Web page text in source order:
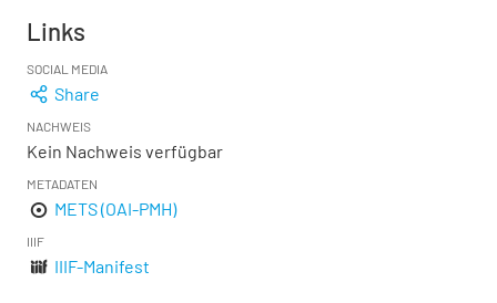
Links
SOCIAL MEDIA
Share
NACHWEIS
Kein Nachweis verfügbar
METADATEN
METS (OAI-PMH)
IIIF
IIIF-Manifest